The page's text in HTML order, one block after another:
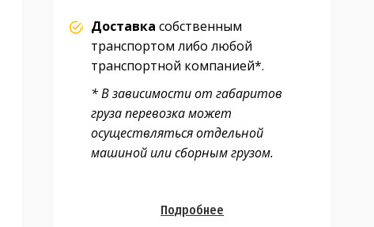
Доставка собственным
транспортом либо любой
транспортной компанией*.
* В зависимости от габаритов
груза перевозка может
осуществляться отдельной
машиной или сборным грузом.
Подробнее